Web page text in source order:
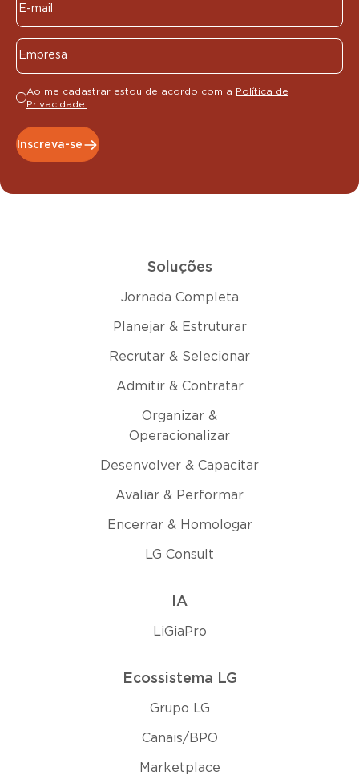
Ao me cadastrar estou de acordo com a Política de
Privacidade.
Inscreva-se
Soluções
Jornada Completa
Planejar & Estruturar
Recrutar & Selecionar
Admitir & Contratar
Organizar &
Operacionalizar
Desenvolver & Capacitar
Avaliar & Performar
Encerrar & Homologar
LG Consult
IA
LiGiaPro
Ecossistema LG
Grupo LG
Canais/BPO
Marketplace